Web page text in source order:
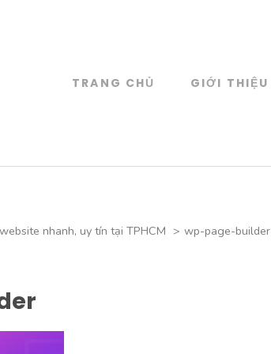
World Web Design
TRANG CHỦ GIỚI THIỆU
nhanh, uy tín tại TPHCM > wp-page-builder